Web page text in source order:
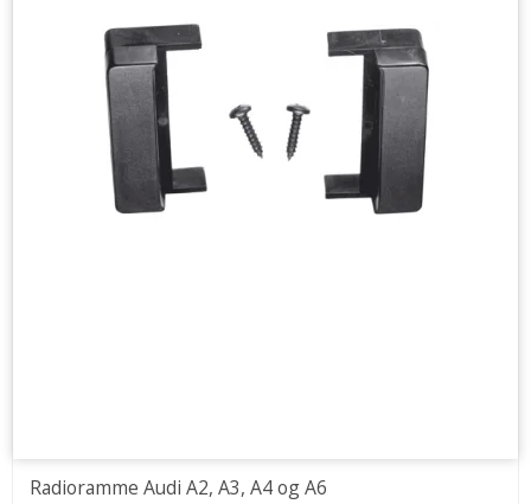
Radioramme Audi A2, A3, A4 og A6